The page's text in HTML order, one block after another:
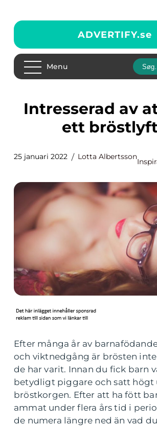
ADVERTIFY.se
Menu
Intresserad av att göra
ett
25 januari 2022 Lotta Albertsson
Efter många år av
och viktnedgång är brösten
de har varit. Innan du fick barn
betydligt piggare och satt högt
bröstkorgen. Efter att ha fött
ammat under flera års tid i
de numera längre ned än vad